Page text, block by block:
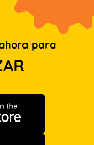
para
en App Store